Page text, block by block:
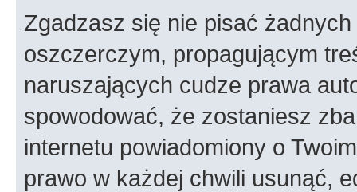
Zgadzasz się nie pisać
oszczerczym, propagującym
naruszających cudze prawa
spowodować, że zostaniesz
internetu powiadomiony o
prawo w każdej chwili usunąć,